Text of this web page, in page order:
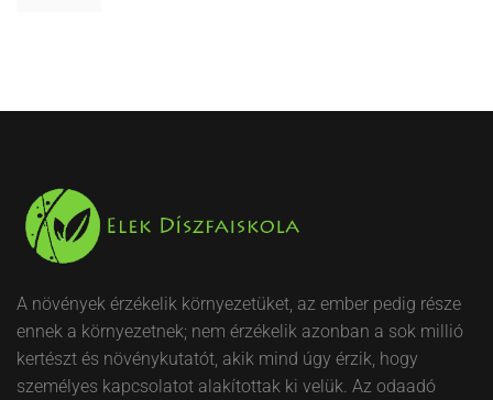
A növények érzékelik környezetüket, az ember pedig része
ennek a környezetnek; nem érzékelik azonban a sok millió
kertészt és növénykutatót, akik mind úgy érzik, hogy
személyes kapcsolatot alakítottak ki velük. Az odaadó